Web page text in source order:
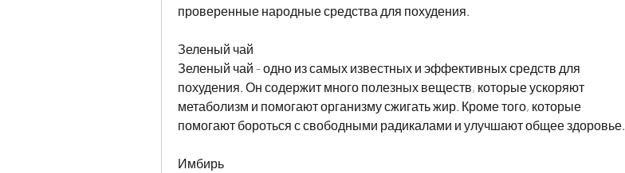
проверенные народные средства для похудения.
Зеленый чай
Зеленый чай - одно из самых известных и эффективных средств для
похудения. Он содержит много полезных веществ, которые ускоряют
метаболизм и помогают организму сжигать жир. Кроме того, которые
помогают бороться с свободными радикалами и улучшают общее здоровье.
Имбирь